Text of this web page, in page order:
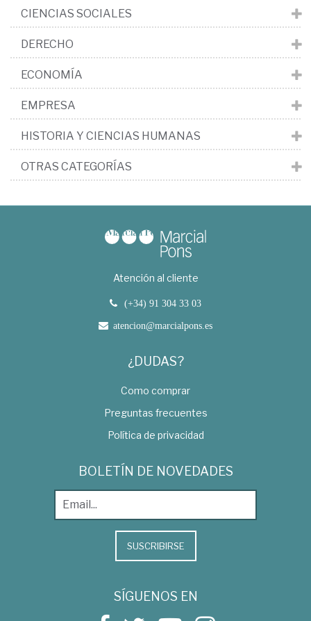
CIENCIAS SOCIALES
DERECHO
ECONOMÍA
EMPRESA
HISTORIA Y CIENCIAS HUMANAS
OTRAS CATEGORÍAS
Atención al cliente
(+34) 91 304 33 03
atencion@marcialpons.es
¿DUDAS?
Como comprar
Preguntas frecuentes
Política de privacidad
BOLETÍN DE NOVEDADES
SUSCRIBIRSE
SÍGUENOS EN